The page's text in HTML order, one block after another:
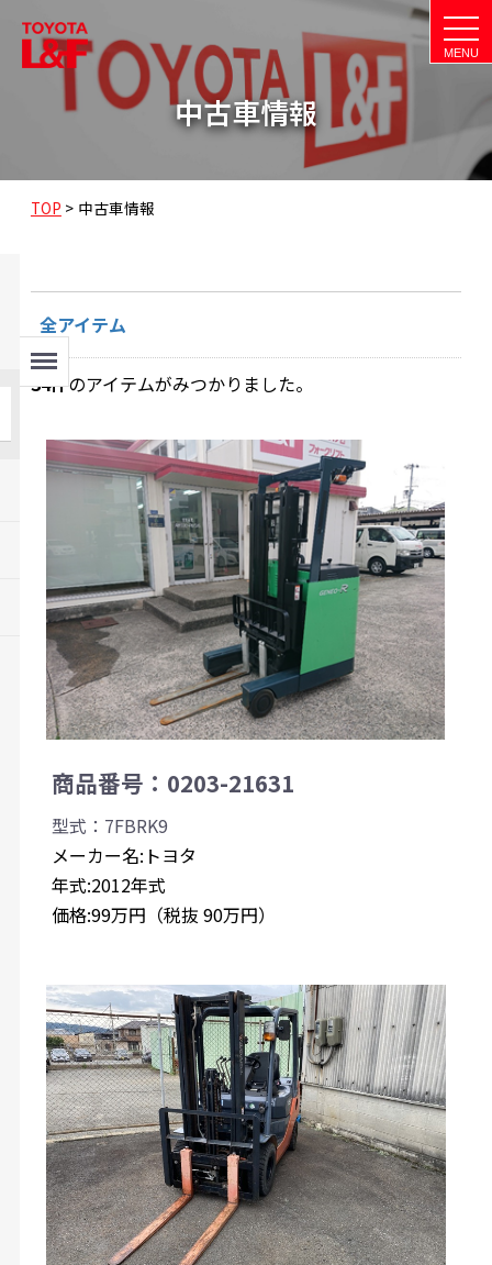
t
o
g
中古車情報
TOP > 中古車情報
Menu
全アイテム
34件のアイテムがみつかりました。
商品番号：0203-21631
型式：7FBRK9
メーカー名:トヨタ
年式:2012年式
価格:99万円（税抜 90万円）